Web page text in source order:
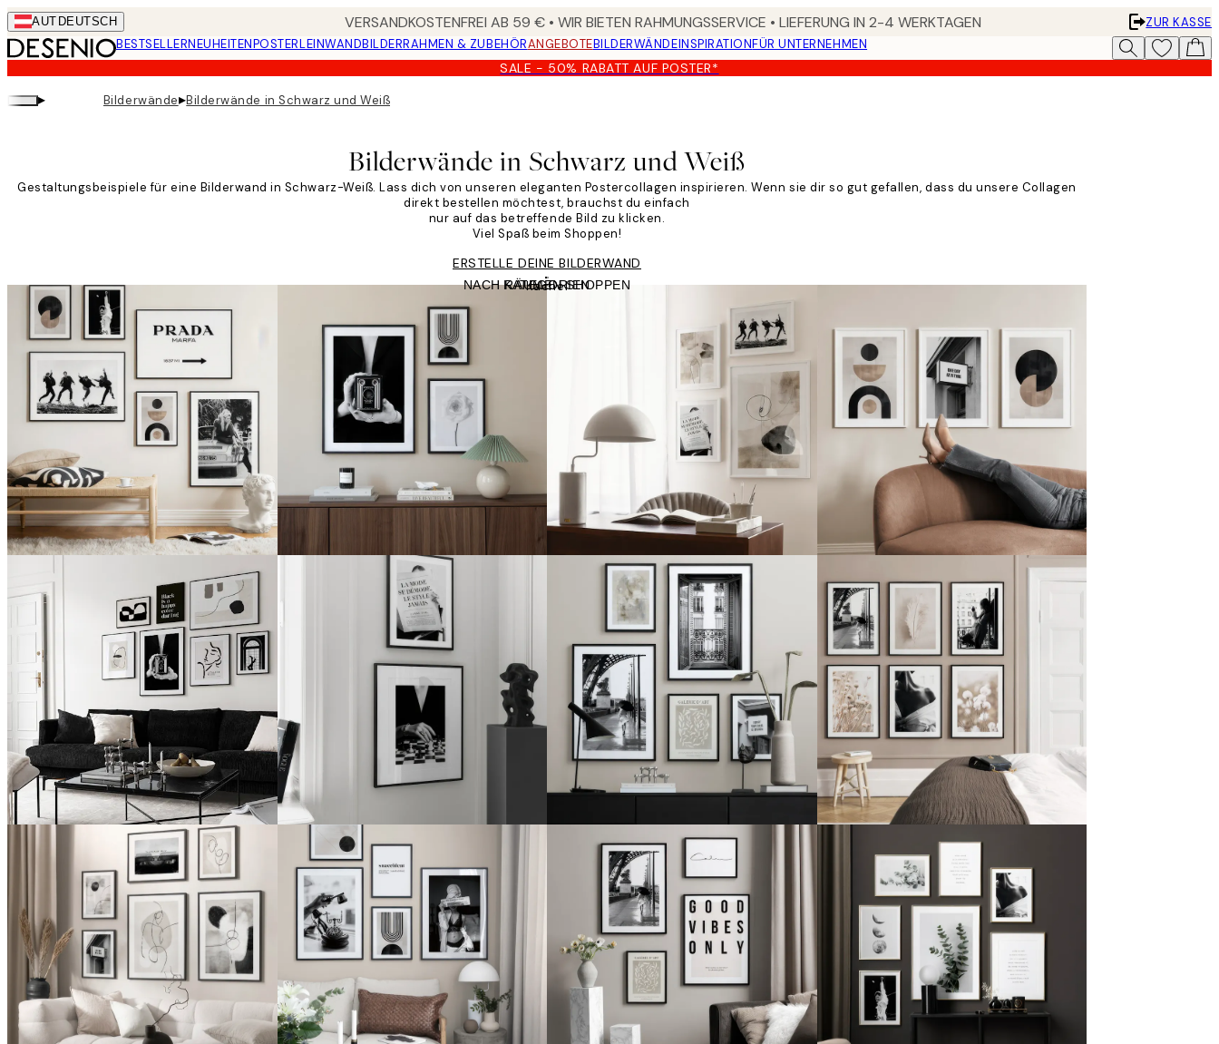
Skip
to
main
content.
AUT DEUTSCH VERSANDKOSTENFREI AB 59 € • WIR BIETEN RAHMUNGSSERVICE • LIEFERUNG IN 2-4 WERKTAGEN
ZUR KASSE
BESTSELLERNEUHEITENPOSTERLEINWANDBILDERRAHMEN & ZUBEHÖRANGEBOTEBILDERWÄNDEINSPIRATIONFÜR UNTERNEHMEN
SALE - 50% RABATT AUF POSTER*
▸ Bilderwände▸Bilderwände in Schwarz und Weiß
Bilderwände in Schwarz und Weiß
Gestaltungsbeispiele für eine Bilderwand in Schwarz-Weiß. Lass dich von unseren eleganten Postercollagen inspirieren. Wenn sie dir so gut gefallen, dass du unsere Collagen
direkt bestellen möchtest, brauchst du einfach
nur auf das betreffende Bild zu klicken.
Viel Spaß beim Shoppen!
ERSTELLE DEINE BILDERWAND
KATEGORIEN
Kachel
NACH RÄUMEN SHOPPEN